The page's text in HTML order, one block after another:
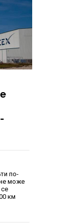
по-
може
км